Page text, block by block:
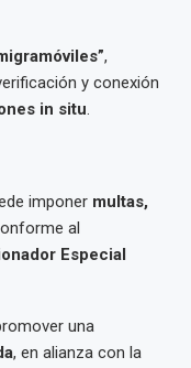
,
y conexión
in situ.
imponer multas,
al
Especial
una
, en alianza con la